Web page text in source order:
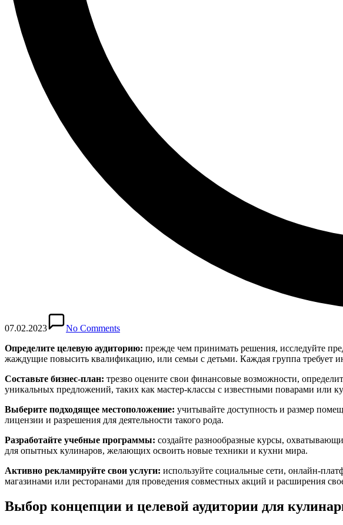
07.02.2023
No Comments
Определите целевую аудиторию: прежде чем принимать решения, исследуйте
жаждущие повысить квалификацию, или семьи с детьми. Каждая группа требует
Составьте бизнес-план: трезво оцените свои финансовые возможности,
уникальных предложений, таких как мастер-классы с известными поварами или
Выберите подходящее местоположение: учитывайте доступность и размер
лицензии и разрешения для деятельности такого рода.
Разработайте учебные программы: создайте разнообразные курсы,
для опытных кулинаров, желающих освоить новые техники и кухни мира.
Активно рекламируйте свои услуги: используйте социальные сети, онлайн-
магазинами или ресторанами для проведения совместных акций и расширения
Выбор концепции и целевой аудитории для